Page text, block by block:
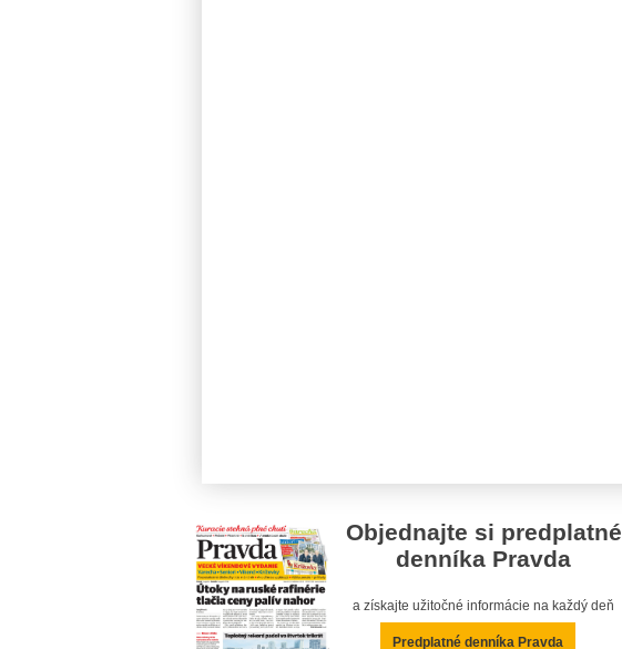
Objednajte si predplatné
denníka Pravda
a získajte užitočné informácie na každý deň
Predplatné denníka Pravda